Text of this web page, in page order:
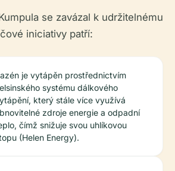
se zavázal k udržitelnému
iniciativy patří:
je vytápěn prostřednictvím
systému dálkového
který stále více využívá
zdroje energie a odpadní
čímž snižuje svou uhlíkovou
(Helen Energy).